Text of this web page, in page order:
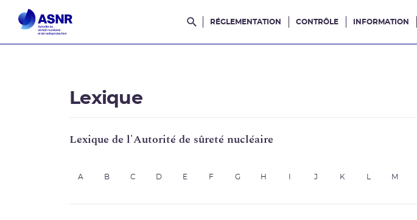
Rechercher dans le site
RÉGLEMENTATION CONTRÔLE INFORMATION
Lexique
Lexique de l'Autorité de sûreté nucléaire
A B C D E F G H J K M